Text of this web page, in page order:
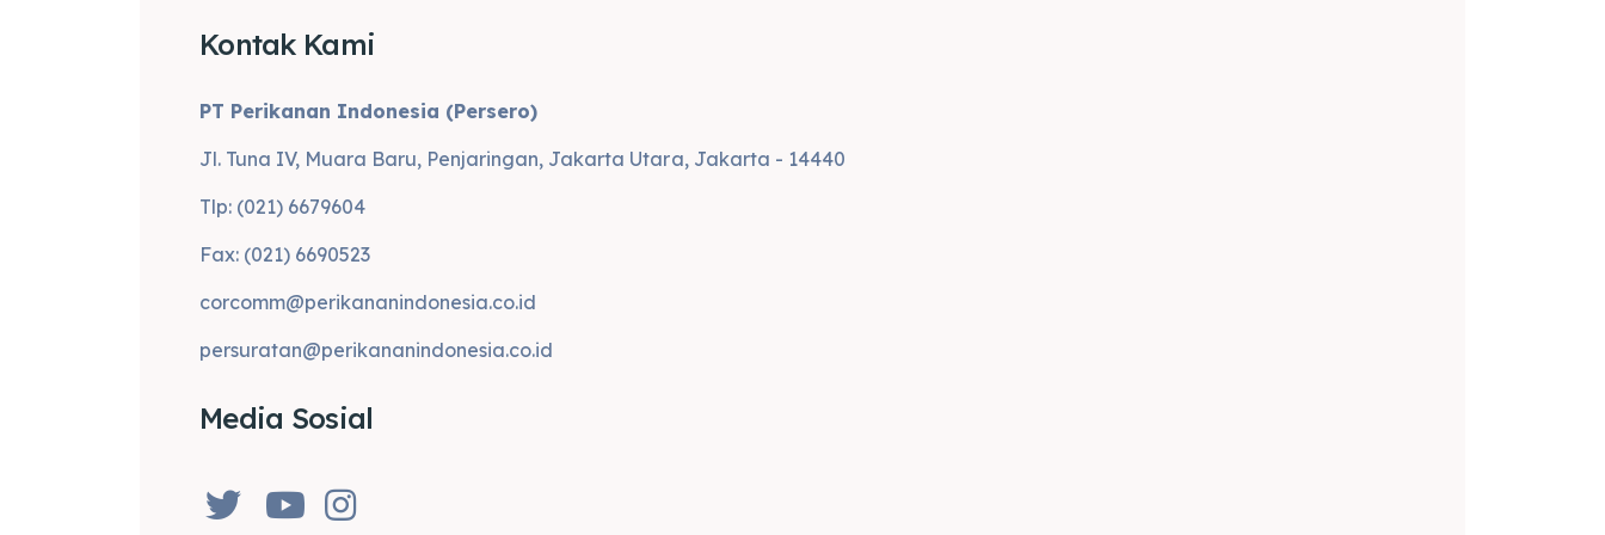
Kontak Kami
PT Perikanan Indonesia (Persero)
Jl. Tuna IV, Muara Baru, Penjaringan, Jakarta Utara, Jakarta - 14440
Tlp: (021) 6679604
Fax: (021) 6690523
corcomm@perikananindonesia.co.id
persuratan@perikananindonesia.co.id
Media Sosial